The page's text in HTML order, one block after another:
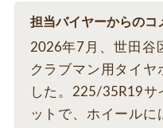
担当バイヤーからのコ
2026年7月、世田谷
クラブマン用タイヤ
した。225/35R19サ
ットで、ホイールに